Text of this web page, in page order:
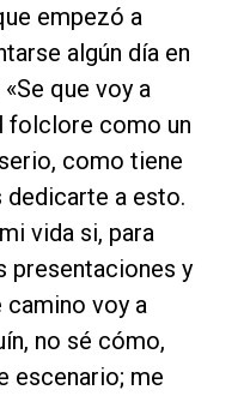
empezó a
algún día en
que voy a
folclore como un
como tiene
dedicarte a esto.
vida si, para
presentaciones y
voy a
no sé cómo,
escenario; me